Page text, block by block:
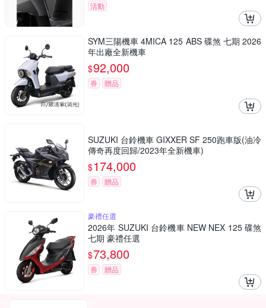
活動
SYM三陽機車 4MICA 125 ABS 碟煞 七期 2026
年出廠全新機車
$92,000
券 贈品
SUZUKI 台鈴機車 GIXXER SF 250跑車版(油冷
傳奇再度回歸/2023年全新機車)
$174,000
券 贈品
豪禮任選
2026年 SUZUKI 台鈴機車 NEW NEX 125 碟煞
七期 豪禮任選
$73,800
券 贈品